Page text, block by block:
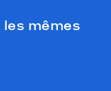
mêmes